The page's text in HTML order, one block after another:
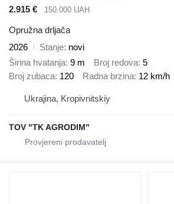
2.915 €
150.000 UAH
Opružna drljača
2026
Stanje novi
Širina hvatanja 9 m Broj redova 5
Broj zubaca 120 Radna brzina 12 km/h
Ukrajina, Kropivnitskiy
TOV "TK AGRODIM"